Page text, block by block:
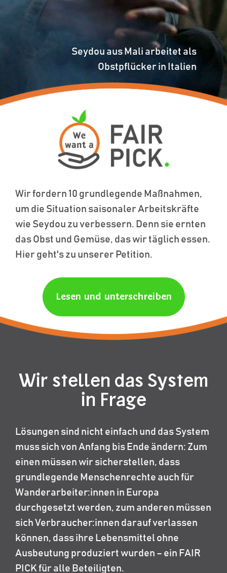
Seydou aus Mali arbeitet als
Obstpflücker in Italien
Wir fordern 10 grundlegende Maßnahmen,
um die Situation saisonaler Arbeitskräfte
wie Seydou zu verbessern. Denn sie ernten
das Obst und Gemüse, das wir täglich essen.
Hier geht's zu unserer Petition.
Lesen und unterschreiben
Wir stellen das System
in Frage
Lösungen sind nicht einfach und das System
muss sich von Anfang bis Ende ändern: Zum
einen müssen wir sicherstellen, dass
grundlegende Menschenrechte auch für
Wanderarbeiter:innen in Europa
durchgesetzt werden, zum anderen müssen
sich Verbraucher:innen darauf verlassen
können, dass ihre Lebensmittel ohne
Ausbeutung produziert wurden – ein FAIR
PICK für alle Beteiligten.